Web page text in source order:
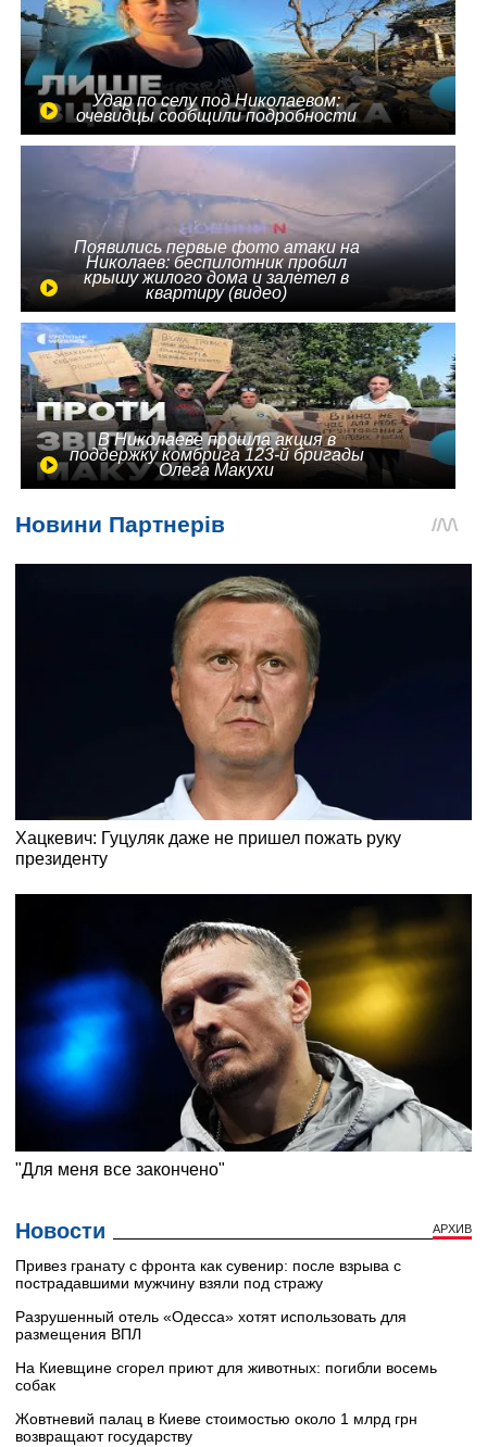
Удар по селу под Николаевом:
очевидцы сообщили подробности
Появились первые фото атаки на
Николаев: беспилотник пробил
крышу жилого дома и залетел в
квартиру (видео)
В Николаеве прошла акция в
поддержку комбрига 123-й бригады
Олега Макухи
Новости АРХИВ
Привез гранату с фронта как сувенир: после взрыва с
пострадавшими мужчину взяли под стражу
Разрушенный отель «Одесса» хотят использовать для
размещения ВПЛ
На Киевщине сгорел приют для животных: погибли восемь
собак
Жовтневий палац в Киеве стоимостью около 1 млрд грн
возвращают государству